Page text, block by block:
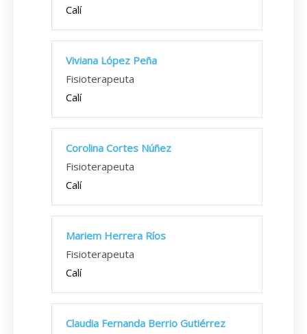
Calí
Viviana López Peña
Fisioterapeuta
Calí
Corolina Cortes Núñez
Fisioterapeuta
Calí
Mariem Herrera Ríos
Fisioterapeuta
Calí
Claudia Fernanda Berrio Gutiérrez